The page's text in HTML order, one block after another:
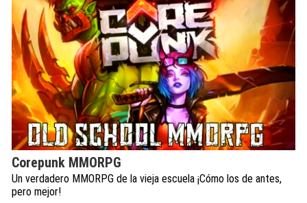
Corepunk MMORPG
Un verdadero MMORPG de la vieja escuela ¡Cómo los de antes,
pero mejor!